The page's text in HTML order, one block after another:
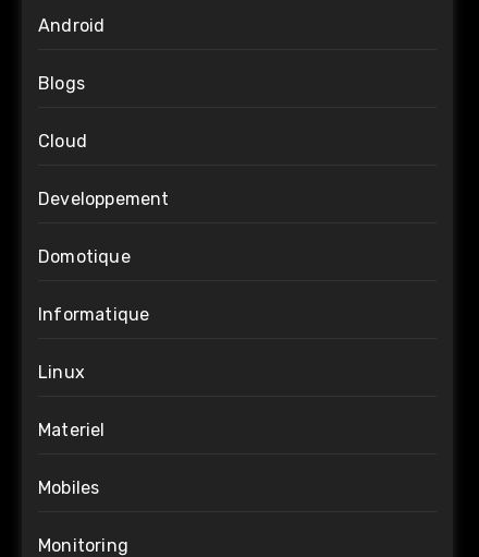
Android
Blogs
Cloud
Developpement
Domotique
Informatique
Linux
Materiel
Mobiles
Monitoring